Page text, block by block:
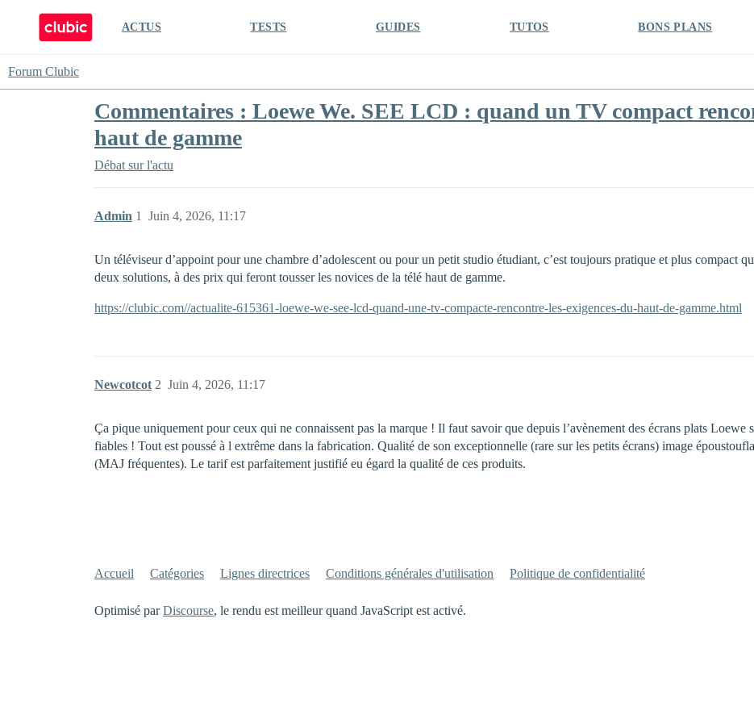
ACTUS TESTS GUIDES TUTOS BONS PLANS
Forum Clubic
Commentaires : Loewe We. SEE LCD : quand un TV compact
haut de gamme
Débat sur l'actu
Admin Juin 4, 2026, 11:17
1
Un téléviseur d’appoint pour une chambre d’adolescent ou pour un petit studio étudiant, c’est toujours pratique et plus compact
deux solutions, à des prix qui feront tousser les novices de la télé haut de gamme.
https://clubic.com//actualite-615361-loewe-we-see-lcd-quand-une-tv-compacte-rencontre-les-exigences-du-haut-de-gamme.html
Newcotcot Juin 4, 2026, 11:17
2
Ça pique uniquement pour ceux qui ne connaissent pas la marque ! Il faut savoir que depuis l’avènement des écrans plats Loewe
fiables ! Tout est poussé à l extrême dans la fabrication. Qualité de son exceptionnelle (rare sur les petits écrans) image
(MAJ fréquentes). Le tarif est parfaitement justifié eu égard la qualité de ces produits.
Accueil Catégories Lignes directrices Conditions générales d'utilisation Politique de confidentialité
Optimisé parDiscourse, le rendu est meilleur quand JavaScript est activé.